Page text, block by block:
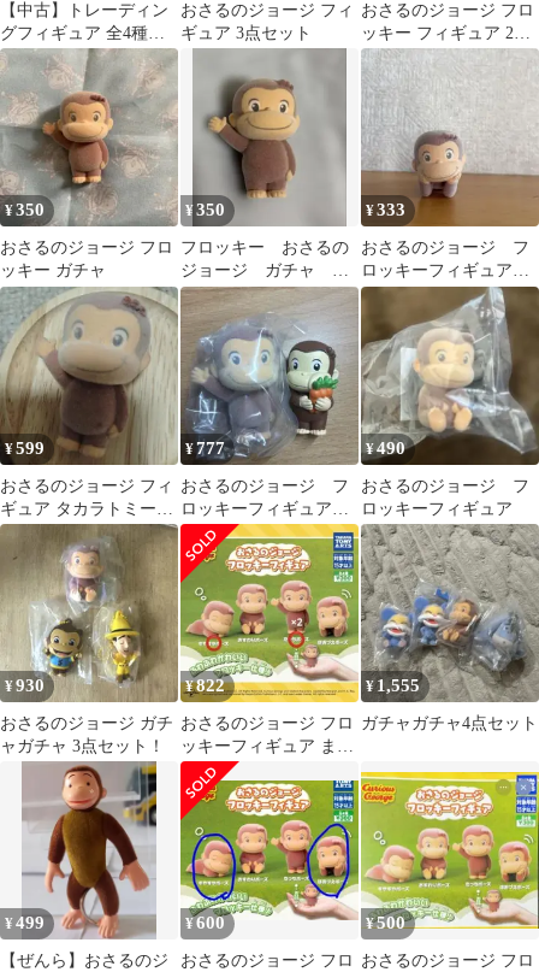
【中古】トレーディン
グフィギュア 全4種セ
ット 「おさるのジョー
ジ フロッキーフィギュ
ア」
おさるのジョージ フィ
ギュア 3点セット
おさるのジョージ フロ
ッキー フィギュア 2体
セット
¥350
おさるのジョージ フロ
ッキー ガチャ
¥350
フロッキー おさるの
ジョージ ガチャ カ
プセルトイ
¥333
おさるのジョージ フ
ロッキーフィギュア
ほおづえポーズ
¥599
おさるのジョージ フィ
ギュア タカラトミーア
ーツ
¥777
おさるのジョージ フ
ロッキーフィギュア
むぎゅっと ガチャガ
チャ
¥490
おさるのジョージ フ
ロッキーフィギュア
¥930
おさるのジョージ ガチ
ャガチャ 3点セット！
¥822
おさるのジョージ フロ
ッキーフィギュア まと
め売り セット
¥1,555
ガチャガチャ4点セット
¥499
【ぜんら】おさるのジ
¥600
おさるのジョージ フロ
¥500
おさるのジョージ フロ